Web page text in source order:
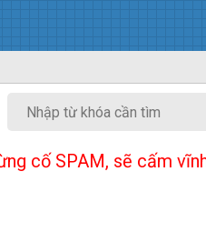
cố SPAM, sẽ cấm